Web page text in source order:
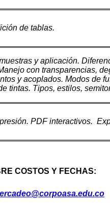
de tablas.
y aplicación.
con transparencias,
y acoplados. Modos de
tintas. Tipos, estilos,
PDF interactivos.
COSTOS Y FECHAS: